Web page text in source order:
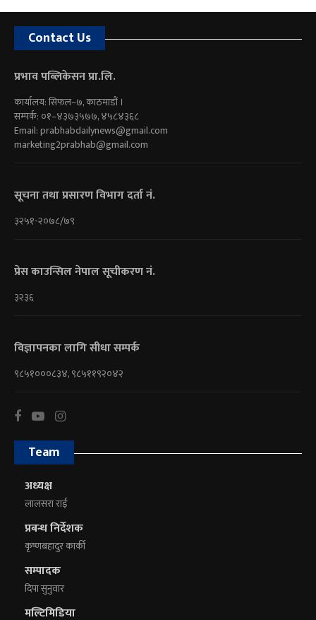
Contact Us
प्रभाव पब्लिकेसन प्रा.लि.
कार्यालय: सिफल–७, काठमाडौं ।
सम्पर्क: ०१–४३७३५७७, ४५८४३६८
Email:prabhabdailynews@gmail.com
marketing2prabhab@gmail.com
सूचना तथा प्रसारण विभाग दर्ता नं.
३२५१-२०७८/७९
प्रेस काउन्सिल नेपाल सूचीकरण नं.
३२३६
विज्ञापनका लागि सीधा सम्पर्क
९८५१०००८३४, ९८५११९२०४२
Team
अध्यक्ष
लालसरा राई
प्रबन्ध निर्देशक
कृष्णबहादुर कार्की
सम्पादक
दिपा सुनुवार
मल्टिमिडिया